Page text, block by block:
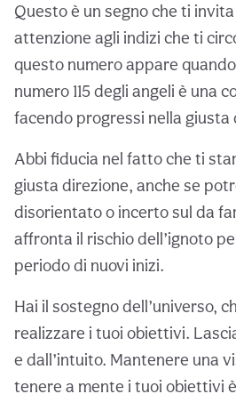
Questo è un segno che ti
attenzione agli indizi che ti
questo numero appare
numero 115 degli angeli è una
facendo progressi nella giusta
Abbi fiducia nel fatto che ti
giusta direzione, anche se
disorientato o incerto sul da
affronta il rischio dell’ignoto
periodo di nuovi inizi.
Hai il sostegno dell’universo,
realizzare i tuoi obiettivi.
e dall’intuito. Mantenere una
tenere a mente i tuoi obiettivi